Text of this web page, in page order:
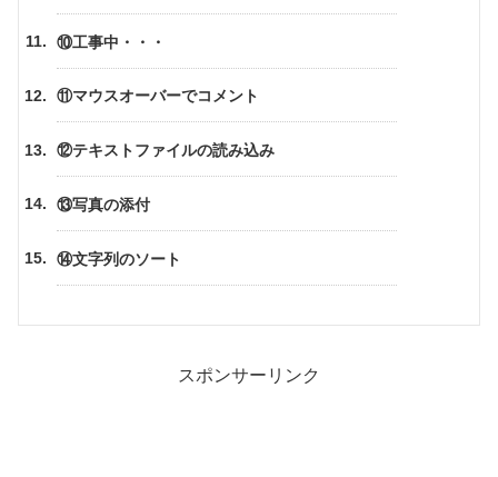
⑩工事中・・・
⑪マウスオーバーでコメント
⑫テキストファイルの読み込み
⑬写真の添付
⑭文字列のソート
スポンサーリンク